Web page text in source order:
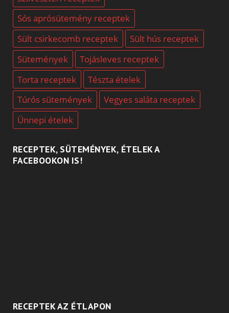
Sós aprósütemény receptek
Sült csirkecomb receptek
Sült hús receptek
Sütemények
Tojásleves receptek
Torta receptek
Tészta ételek
Túrós sütemények
Vegyes saláta receptek
Ünnepi ételek
RECEPTEK, SÜTEMÉNYEK, ÉTELEK A
FACEBOOKON IS!
RECEPTEK AZ ÉTLAPON